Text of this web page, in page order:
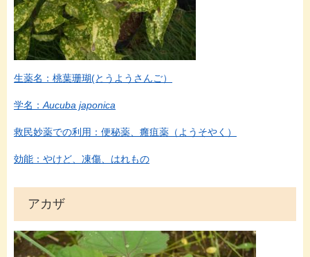
生薬名：桃葉珊瑚(とうようさんご）
学名： Aucuba japonica
救民妙薬での利用：便秘薬、癰疽薬（ようそやく）
効能：やけど、凍傷、はれもの
アカザ